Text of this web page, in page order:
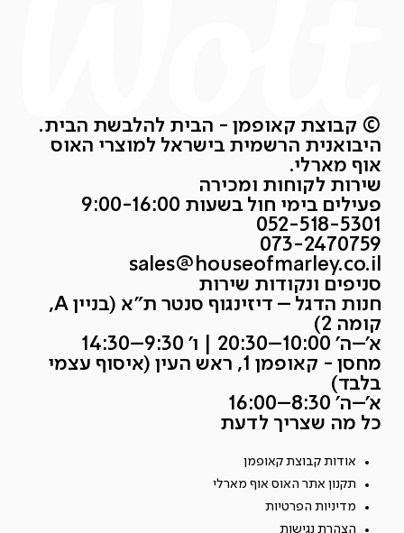
© קבוצת קאופמן - הבית להלבשת הבית.
היבואנית הרשמית בישראל למוצרי האוס
אוף מארלי.
שירות לקוחות ומכירה
פעילים בימי חול בשעות 9:00-16:00
052-518-5301
073-2470759
sales@houseofmarley.co.il
סניפים ונקודות שירות
חנות הדגל – דיזינגוף סנטר ת״א (בניין A,
קומה 2)
א׳–ה׳ 10:00–20:30 | ו׳ 9:30–14:30
מחסן - קאופמן 1, ראש העין (איסוף עצמי
בלבד)
א׳–ה׳ 8:30–16:00
כל מה שצריך לדעת
אודות קבוצת קאופמן
תקנון אתר האוס אוף מארלי
מדיניות הפרטיות
הצהרת נגישות